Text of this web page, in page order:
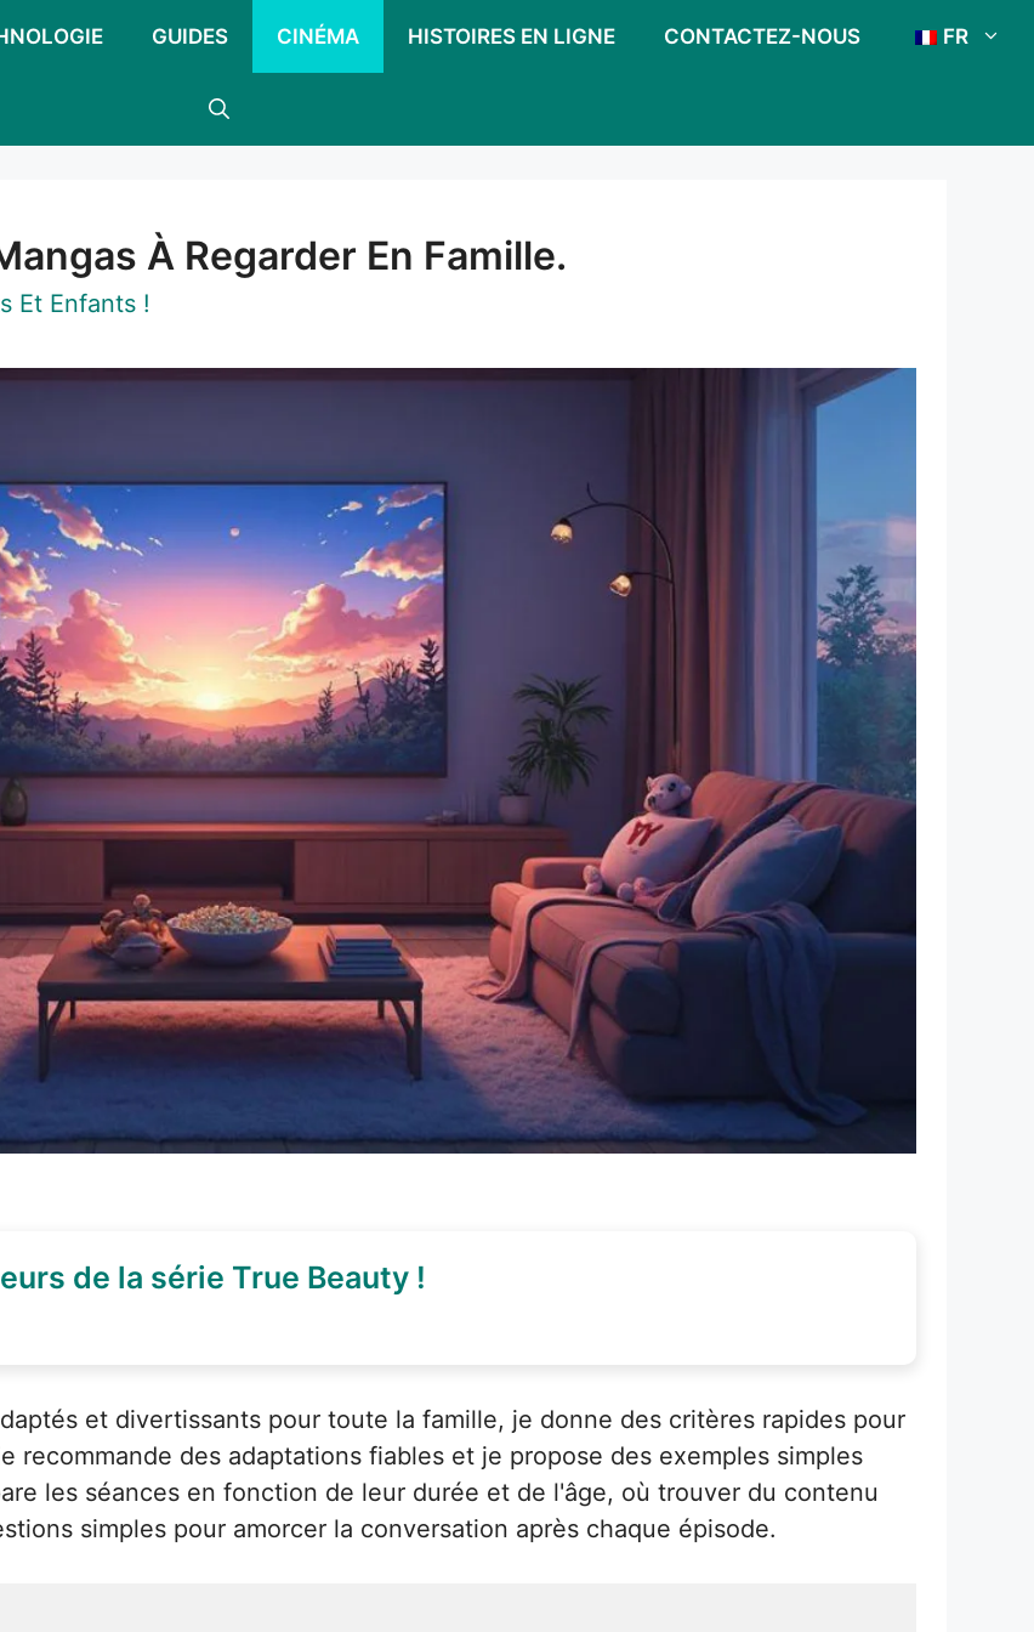
GUIDES CINÉMA HISTOIRES EN LIGNE CONTACTEZ-NOUS FR
À Regarder En Famille.
Et Enfants !
de la série True Beauty !
et divertissants pour toute la famille, je donne des critères rapides pour
recommande des adaptations fiables et je propose des exemples simples
les séances en fonction de leur durée et de l'âge, où trouver du contenu
simples pour amorcer la conversation après chaque épisode.